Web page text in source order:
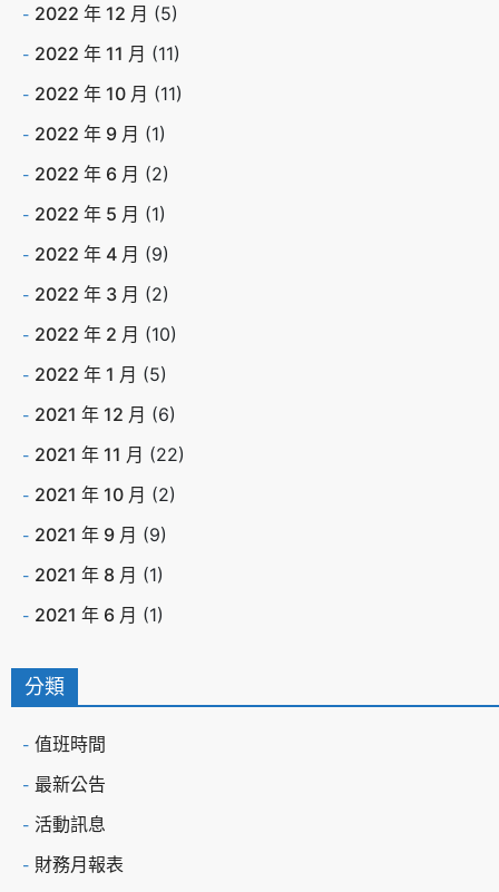
2022 年 12 月 (5)
2022 年 11 月 (11)
2022 年 10 月 (11)
2022 年 9 月 (1)
2022 年 6 月 (2)
2022 年 5 月 (1)
2022 年 4 月 (9)
2022 年 3 月 (2)
2022 年 2 月 (10)
2022 年 1 月 (5)
2021 年 12 月 (6)
2021 年 11 月 (22)
2021 年 10 月 (2)
2021 年 9 月 (9)
2021 年 8 月 (1)
2021 年 6 月 (1)
分類
值班時間
最新公告
活動訊息
財務月報表